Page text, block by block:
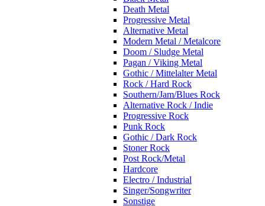
Death Metal
Progressive Metal
Alternative Metal
Modern Metal / Metalcore
Doom / Sludge Metal
Pagan / Viking Metal
Gothic / Mittelalter Metal
Rock / Hard Rock
Southern/Jam/Blues Rock
Alternative Rock / Indie
Progressive Rock
Punk Rock
Gothic / Dark Rock
Stoner Rock
Post Rock/Metal
Hardcore
Electro / Industrial
Singer/Songwriter
Sonstige